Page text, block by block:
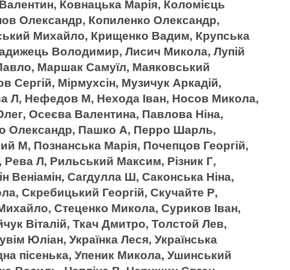
Ковнацька Марія, Коломієць
Олександр, Копиленко Олександр,
Михайло, Крищенко Вадим, Крупська
Володимир, Лисич Микола, Лупій
Маршак Самуїл, Маяковський
Мірмухсін, Музичук Аркадій,
Л, Нефедов М, Нехода Іван, Носов Микола,
Осеєва Валентина, Павлова Ніна,
Олександр, Пашко А, Перро Шарль,
М, Познанська Марія, Почепцов Георгій,
Л, Рильський Максим, Різник Г,
Веніамін, Сагдулла Ш, Саконська Ніна,
Скребицький Георгій, Скучайте Р,
Стеценко Микола, Суриков Іван,
Віталій, Ткач Дмитро, Толстой Лев,
Юліан, Українка Леся, Українська
пісенька, Упеник Микола, Ушинський